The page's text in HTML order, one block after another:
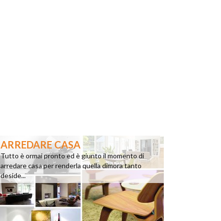
ARREDARE CASA
Tutto è ormai pronto ed è giunto il momento di
arredare casa per renderla quella dimora tanto
deside...